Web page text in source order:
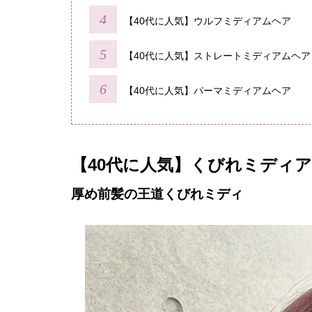
【40代に人気】ウルフミディアムヘア
【40代に人気】ストレートミディアムヘア
【40代に人気】パーマミディアムヘア
【40代に人気】くびれミディ
厚め前髪の王道くびれミディ